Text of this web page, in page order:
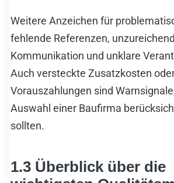
Weitere Anzeichen für
fehlende Referenzen,
Kommunikation und unklare
Auch versteckte Zusatzkosten
Vorauszahlungen sind
Auswahl einer Baufirma
sollten.
1.3 Überblick über die